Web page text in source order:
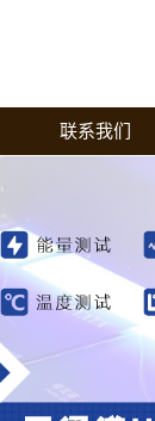
联系我们